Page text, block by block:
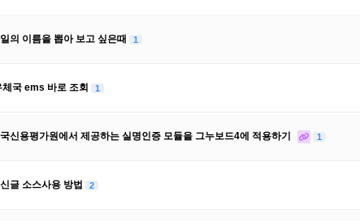
의 이름을 뽑아 보고 싶은때 1
국 ems 바로 조회 1
신용평가원에서 제공하는 실명인증 모듈을 그누보드4에 적용하기 1
글 소스사용 방법 2